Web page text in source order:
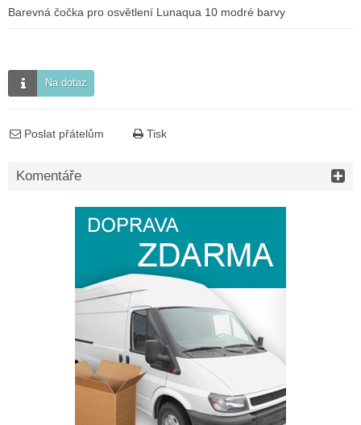
Barevná čočka pro osvětlení Lunaqua 10 modré barvy
Na dotaz
Poslat přátelům Tisk
Komentáře